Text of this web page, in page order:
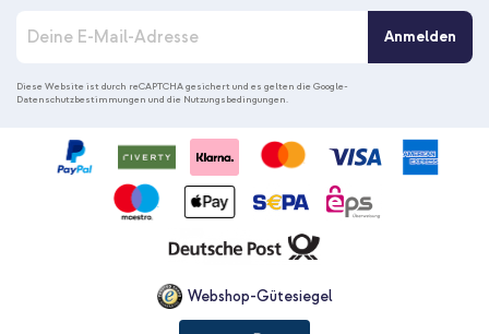
d
e
Anmelden
Diese Website ist durch reCAPTCHA gesichert und es gelten dieGoogle-
Datenschutzbestimmungen und die Nutzungsbedingungen.
Webshop-Gütesiegel